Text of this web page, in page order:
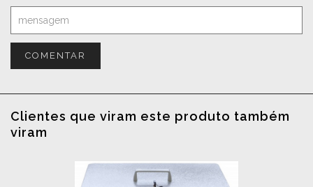
COMENTAR
Clientes que viram este produto também
viram